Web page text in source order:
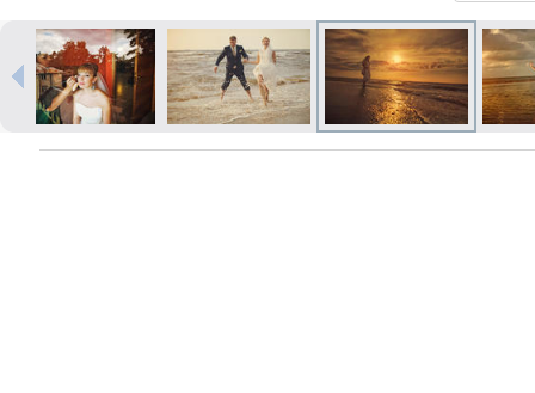
Печать в течение 1 часа в Риге –